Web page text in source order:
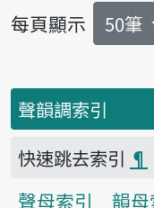
每頁顯示 50筆
聲韻調索引
快速跳去索引 ¶
聲母索引
韻母